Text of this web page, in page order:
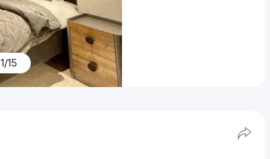
1/15